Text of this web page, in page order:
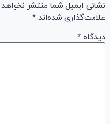
نشانی ایمیل شما منتشر
علامت‌گذاری شده‌اند *
دیدگاه *